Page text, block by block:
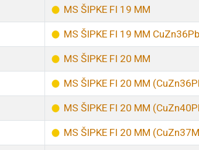
MS ŠIPKE FI 19 MM
MS ŠIPKE FI 19 MM
MS ŠIPKE FI 20 MM
MS ŠIPKE FI 20 MM
MS ŠIPKE FI 20 MM
MS ŠIPKE FI 20 MM